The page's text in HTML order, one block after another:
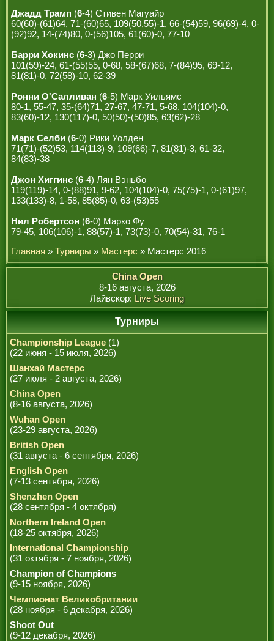
Джадд Трамп (6-4) Стивен Магуайр
60(60)-(61)64, 71-(60)65, 109(50,55)-1, 66-(54)59, 96(69)-4, 0-
(92)92, 14-(74)80, 0-(56)105, 61(60)-0, 77-10
Барри Хокинс (6-3) Джо Перри
101(59)-24, 61-(55)55, 0-68, 58-(67)68, 7-(84)95, 69-12,
81(81)-0, 72(58)-10, 62-39
Ронни О'Салливан (6-5) Марк Уильямс
80-1, 55-47, 35-(64)71, 27-67, 47-71, 5-68, 104(104)-0,
83(60)-12, 130(117)-0, 50(50)-(50)85, 63(62)-28
Марк Селби (6-0) Рики Уолден
71(71)-(52)53, 114(113)-9, 109(66)-7, 81(81)-3, 61-32,
84(83)-38
Джон Хиггинс (6-4) Лян Вэньбо
119(119)-14, 0-(88)91, 9-62, 104(104)-0, 75(75)-1, 0-(61)97,
133(133)-8, 1-58, 85(85)-0, 63-(53)55
Нил Робертсон (6-0) Марко Фу
79-45, 106(106)-1, 88(57)-1, 73(73)-0, 70(54)-31, 76-1
Главная » Турниры » Мастерс » Мастерс 2016
China Open
8-16 августа, 2026
Лайвскор: Live Scoring
Турниры
Championship League (1)
(22 июня - 15 июля, 2026)
Шанхай Мастерс
(27 июля - 2 августа, 2026)
China Open
(8-16 августа, 2026)
Wuhan Open
(23-29 августа, 2026)
British Open
(31 августа - 6 сентября, 2026)
English Open
(7-13 сентября, 2026)
Shenzhen Open
(28 сентября - 4 октября)
Northern Ireland Open
(18-25 октября, 2026)
International Championship
(31 октября - 7 ноября, 2026)
Champion of Champions
(9-15 ноября, 2026)
Чемпионат Великобритании
(28 ноября - 6 декабря, 2026)
Shoot Out
(9-12 декабря, 2026)